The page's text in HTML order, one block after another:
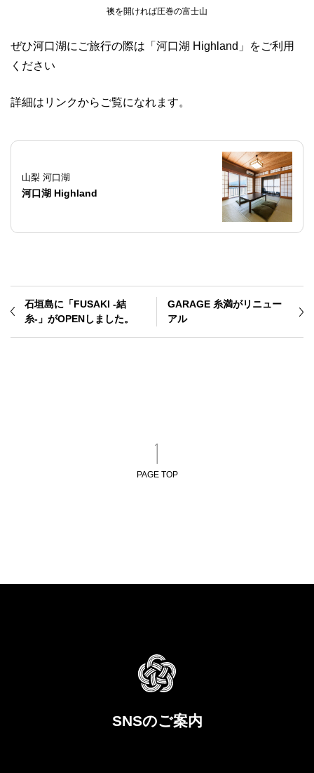
襖を開ければ圧巻の富士山
ぜひ河口湖にご旅行の際は「河口湖 Highland」をご利用
ください
詳細はリンクからご覧になれます。
山梨 河口湖
河口湖 Highland
石垣島に「FUSAKI -結
糸-」がOPENしました。
GARAGE 糸満がリニュー
アル
PAGE TOP
SNSのご案内